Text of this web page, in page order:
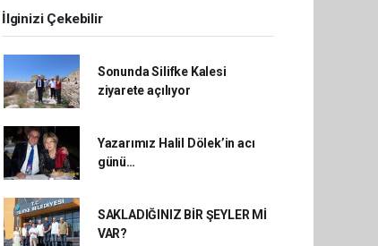
İlginizi Çekebilir
Sonunda Silifke Kalesi
ziyarete açılıyor
Yazarımız Halil Dölek’in acı
günü…
SAKLADIĞINIZ BİR ŞEYLER Mİ
VAR?